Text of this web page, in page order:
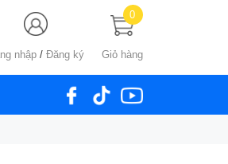
nhập / Đăng ký Giỏ hàng
0